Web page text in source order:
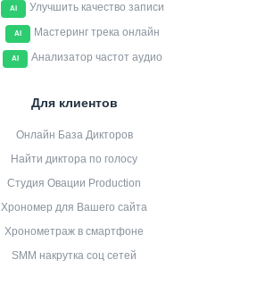
AI Улучшить качество записи
AI Мастеринг трека онлайн
AI Анализатор частот аудио
Для клиентов
Онлайн База Дикторов
Найти диктора по голосу
Студия Овации Production
Хрономер для Вашего сайта
Хронометраж в смартфоне
SMM накрутка соц сетей